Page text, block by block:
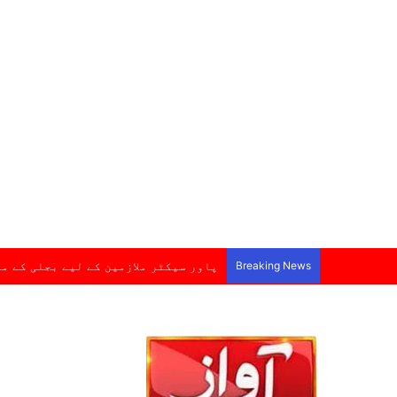
Breaking News پاور سیکٹر ملازمین کے لیے بجلی کے